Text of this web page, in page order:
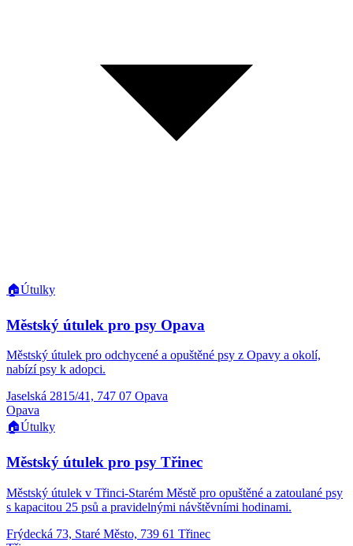
🏠Útulky
Městský útulek pro psy Opava
Městský útulek pro odchycené a opuštěné psy z Opavy a okolí,
nabízí psy k adopci.
Jaselská 2815/41, 747 07 Opava
Opava
🏠Útulky
Městský útulek pro psy Třinec
Městský útulek v Třinci-Starém Městě pro opuštěné a zatoulané psy
s kapacitou 25 psů a pravidelnými návštěvními hodinami.
Frýdecká 73, Staré Město, 739 61 Třinec